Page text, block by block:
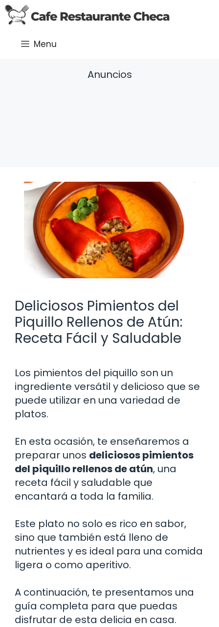
Saltar
al
Menu
Anuncios
Deliciosos Pimientos del
Piquillo Rellenos de Atún:
Receta Fácil y Saludable
Los pimientos del piquillo son un
ingrediente versátil y delicioso que se
puede utilizar en una variedad de
platos.
En esta ocasión, te enseñaremos a
preparar unos deliciosos pimientos
del piquillo rellenos de atún, una
receta fácil y saludable que
encantará a toda la familia.
Este plato no solo es rico en sabor,
sino que también está lleno de
nutrientes y es ideal para una comida
ligera o como aperitivo.
A continuación, te presentamos una
guía completa para que puedas
disfrutar de esta delicia en casa.